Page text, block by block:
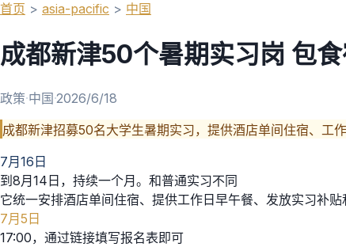
首页 > asia-pacific > 中国
成都新津50个暑期实习岗 包
政策·中国·2026/6/18
成都新津招募50名大学生暑期实习，提供酒店单间住宿、工
7月16日
到8月14日，持续一个月。和普通实习不同
它统一安排酒店单间住宿、提供工作日早午餐、发放实习补
7月5日
17:00，通过链接填写报名表即可